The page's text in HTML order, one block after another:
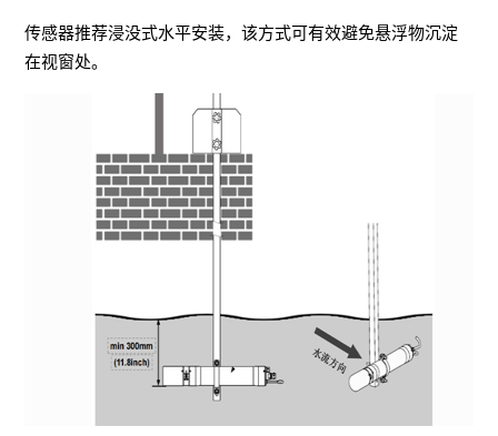
传感器推荐浸没式水平安装，该方式可有效避免悬浮物沉淀
在视窗处。